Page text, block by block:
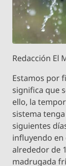
Redacción El
Estamos por
significa que
ello, la
sistema
siguientes
influyendo en
alrededor de
madrugada